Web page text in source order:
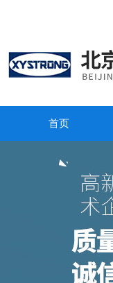
首页